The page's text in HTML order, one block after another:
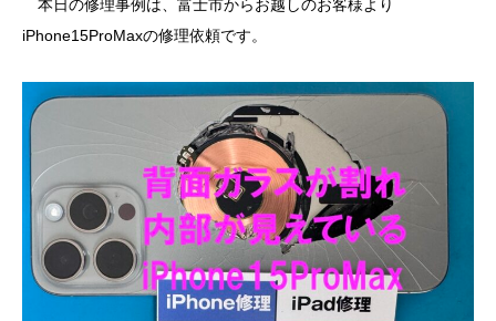
本日の修理事例は、富士市からお越しのお客様より
iPhone15ProMaxの修理依頼です。